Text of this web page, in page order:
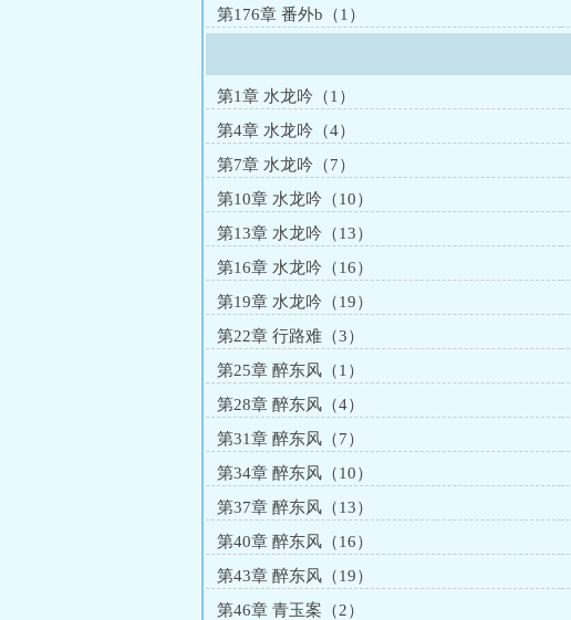
第176章 番外b（1）
第1章 水龙吟（1）
第4章 水龙吟（4）
第7章 水龙吟（7）
第10章 水龙吟（10）
第13章 水龙吟（13）
第16章 水龙吟（16）
第19章 水龙吟（19）
第22章 行路难（3）
第25章 醉东风（1）
第28章 醉东风（4）
第31章 醉东风（7）
第34章 醉东风（10）
第37章 醉东风（13）
第40章 醉东风（16）
第43章 醉东风（19）
第46章 青玉案（2）